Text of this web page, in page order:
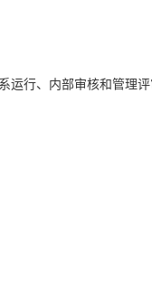
运行、内部审核和管理